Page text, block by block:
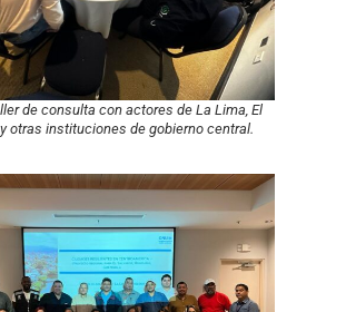
de consulta con actores de La Lima, El
otras instituciones de gobierno central.